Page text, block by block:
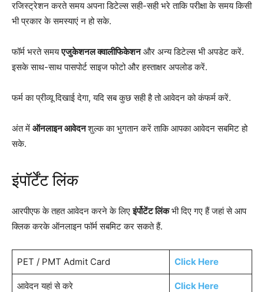
रजिस्ट्रेशन करते समय अपना डिटेल्स सही-सही भरे ताकि परीक्षा के समय किसी
भी प्रकार के समस्याएं न हो सके.
फॉर्म भरते समयएजुकेशनल क्वालीफिकेशनऔर अन्य डिटेल्स भी अपडेट करें.
इसके साथ-साथ पासपोर्ट साइज फोटो और हस्ताक्षर अपलोड करें.
फर्म का प्रीव्यू दिखाई देगा, यदि सब कुछ सही है तो आवेदन को कंफर्म करें.
अंत में ऑनलाइन आवेदनशुल्क का भुगतान करें ताकि आपका आवेदन सबमिट हो
सके.
इंपॉर्टेंट लिंक
आरपीएफ के तहत आवेदन करने के लिएइंर्पोटेंट लिंकभी दिए गए हैं जहां से आप
क्लिक करके ऑनलाइन फॉर्म सबमिट कर सकते हैं.
PET / PMT Admit Card Click Here
आवेदन यहां से करे Click Here